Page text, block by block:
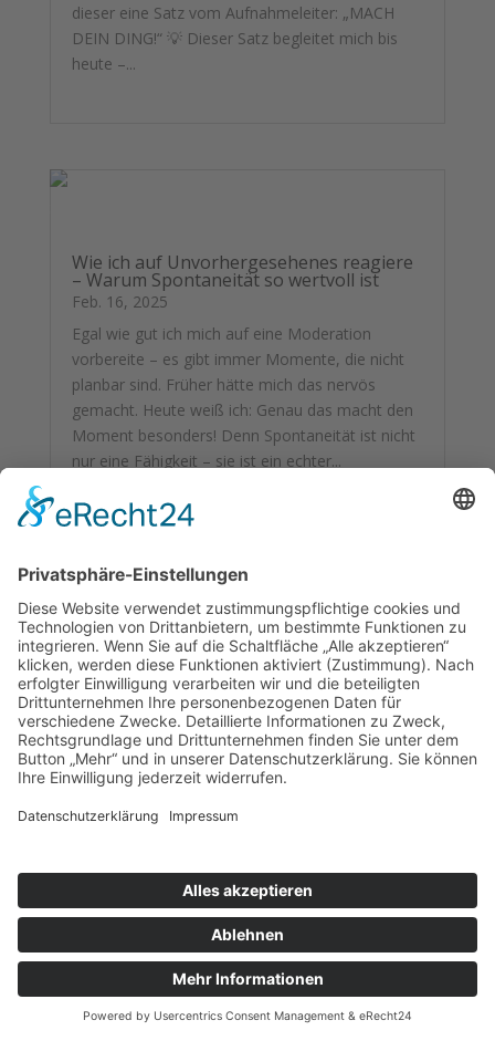
dieser eine Satz vom Aufnahmeleiter: „MACH
DEIN DING!“ 💡 Dieser Satz begleitet mich bis
heute –...
Wie ich auf Unvorhergesehenes reagiere
– Warum Spontaneität so wertvoll ist
Feb. 16, 2025
Egal wie gut ich mich auf eine Moderation
vorbereite – es gibt immer Momente, die nicht
planbar sind. Früher hätte mich das nervös
gemacht. Heute weiß ich: Genau das macht den
Moment besonders! Denn Spontaneität ist nicht
nur eine Fähigkeit – sie ist ein echter...
Wie man durch Storytelling begeistert –
Die Kunst, Inhalte unvergesslich zu
machen
Feb. 13, 2025
Hast du dich mal gefragt, warum manche Reden
oder Moderationen einfach hängen bleiben –
Der Schlüssel liegt im Storytelling. Menschen
wecken Emotionen und machen selbst...
mir direkt hier!